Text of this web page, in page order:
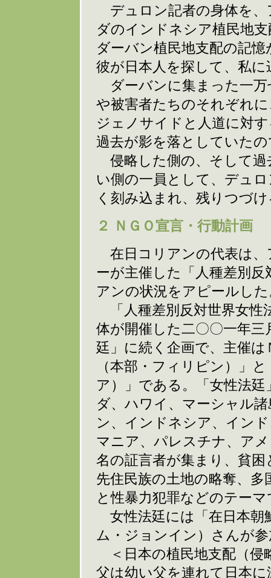
デュロン記者の身体を、
ダのインドネシア植民地
ダーバン植民地支配の記
彼が日本人を探して、私
ダーバンに集まった一万
や被害者たちのそれぞれ
ジェノサイドと人道に対
過去が影を落としていた
侵略した側の、そして過
い側の一員として、デュ
く刻み込まれ、残りつづ
２ ＮＧＯ宣言・行動計画
在日コリアンの代表は、
ーが主催した「人種差別
アンの状況をアピールした
「人種差別反対世界女性
体が開催した二〇〇一年
廷」に続く企画で、主催
（本部・フィリピン）」
ア）」である。「女性法
ダ、ハワイ、マーシャル
ン、インドネシア、イン
マニア、パレスチナ、ア
名の証言者が集まり、貧
先住民族の土地の略奪、
と性暴力犯罪などのテー
女性法廷には「在日本朝
ム・ジョンイン）さんが
＜日本の植民地支配（侵
父は幼い父を連れて日本